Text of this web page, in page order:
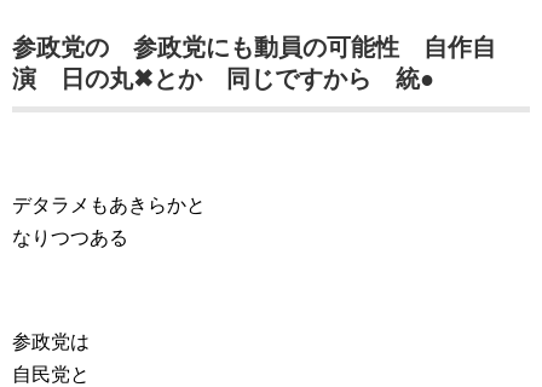
参政党の 参政党にも動員の可能性 自作自
演 日の丸✖とか 同じですから 統●
デタラメもあきらかと
なりつつある
参政党は
自民党と